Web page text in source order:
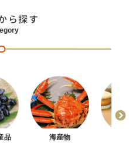
ら探す
品 海産物